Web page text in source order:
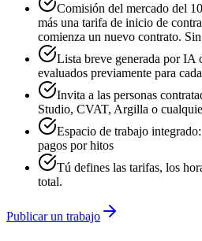
Comisión del mercado del
más una tarifa de inicio de
comienza un nuevo contrato.
Lista breve generada por IA
evaluados previamente para
Invita a las personas
Studio, CVAT, Argilla o
Espacio de trabajo
pagos por hitos
Tú defines las tarifas, los
total.
Publicar un trabajo